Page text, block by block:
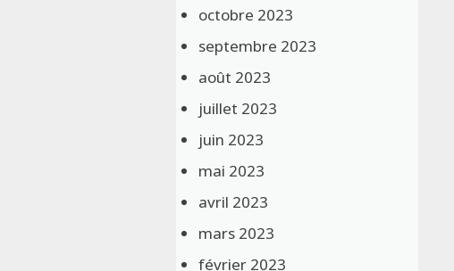
octobre 2023
septembre 2023
août 2023
juillet 2023
juin 2023
mai 2023
avril 2023
mars 2023
février 2023